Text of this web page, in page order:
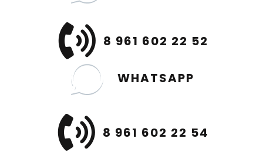
8 961 602 22 52
WHATSAPP
8 961 602 22 54